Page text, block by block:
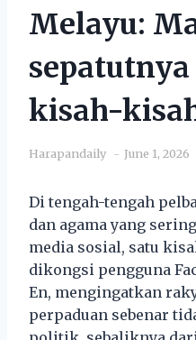
Melayu:
kisah-
Harapandaily June 1, 2026
Di tengah-tengah
dan agama yang
media sosial, satu
dikongsi pengguna
En, mengingatkan
perpaduan sebenar